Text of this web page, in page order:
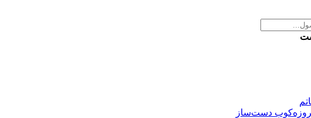
دست‌ساز